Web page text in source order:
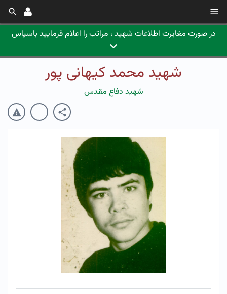
در صورت مغایرت اطلاعات شهید ، مراتب را اعلام فرمایید باسپاس
شهید محمد کیهانی پور
شهید دفاع مقدس